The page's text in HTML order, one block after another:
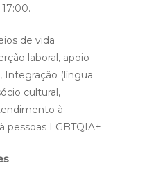
de vida
laboral, apoio
(língua
cultural,
à
pessoas LGBTQIA+
: